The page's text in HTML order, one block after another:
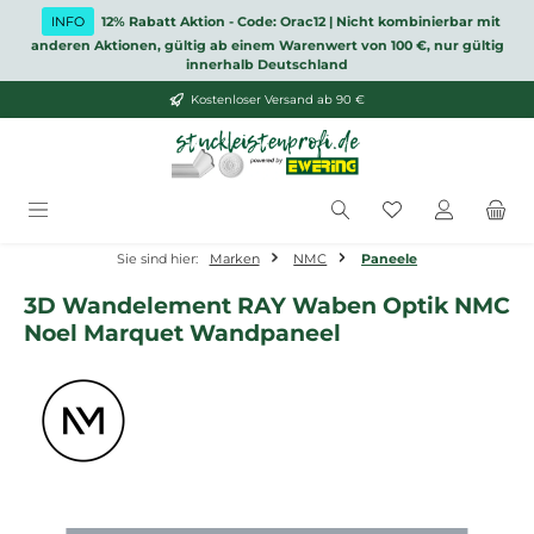
Zum Hauptinhalt springen
INFO
12% Rabatt Aktion - Code: Orac12 | Nicht kombinierbar mit
anderen Aktionen, gültig ab einem Warenwert von 100 €, nur gültig
innerhalb Deutschland
Kostenloser Versand ab 90 €
Du hast 0
Sie sind hier: Marken NMC Paneele
3D Wandelement RAY Waben Optik NMC
Noel Marquet Wandpaneel